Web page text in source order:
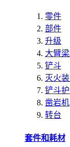
零件
部件
升级
大臂
铲斗
灭火
铲斗
凿岩机
转台
套件和耗材